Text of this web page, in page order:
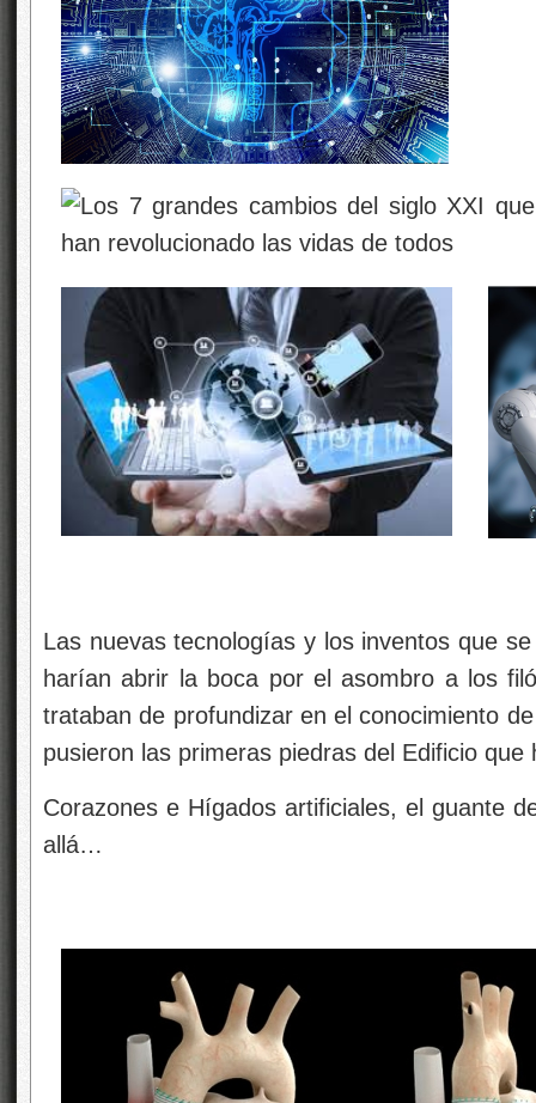
Las nuevas tecnologías y los inventos que
harían abrir la boca por el asombro a los
trataban de profundizar en el conocimiento
pusieron las primeras piedras del Edificio que
Corazones e Hígados artificiales, el guante
allá…